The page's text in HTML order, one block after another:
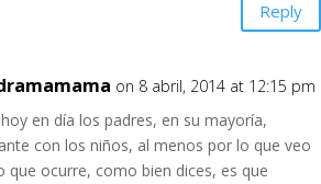
Reply
on 8 abril, 2014 at 12:15 pm
en día los padres, en su mayoría,
con los niños, al menos por lo que veo
que ocurre, como bien dices, es que